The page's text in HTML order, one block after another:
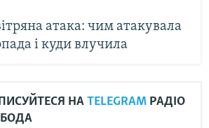
атака: чим атакувала
і куди влучила
НА TELEGRAM РАДІО